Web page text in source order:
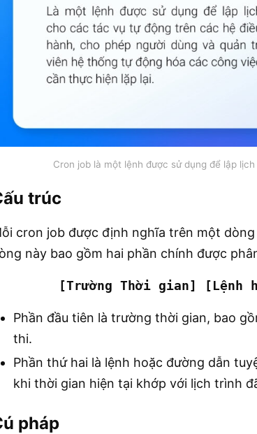
Cron job là một lệnh được sử dụng để lập
trúc
cron job được định nghĩa trên một
này bao gồm hai phần chính được
[Trường Thời gian] [Lệnh
Phần đầu tiên là trường thời gian, bao
thi.
Phần thứ hai là lệnh hoặc đường dẫn
khi thời gian hiện tại khớp với lịch trình
pháp